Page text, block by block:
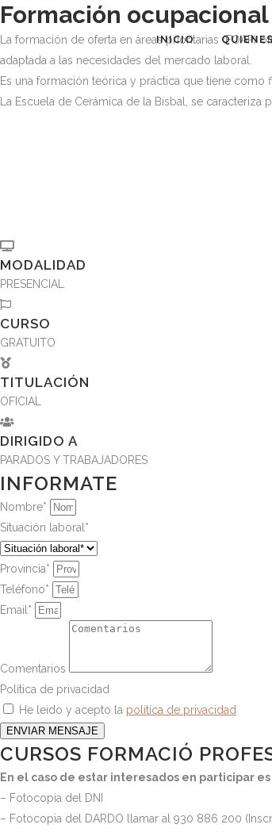
INICIO
Formación
La formación de oferta en áreas prioritarias
adaptada a las necesidades del mercado laboral.
Es una formación teórica y práctica que tiene
La Escuela de Cerámica de la Bisbal, se
MODALIDAD
PRESENCIAL
CURSO
GRATUITO
TITULACIÓN
OFICIAL
DIRIGIDO A
PARADOS Y TRABAJADORES
INFORMATE
Nombre*
Situación laboral*
Provincia*
Teléfono*
Email*
Comentarios
Política de privacidad
He leido y acepto la política de privacidad
ENVIAR MENSAJE
CURSOS FORMACIÓ
En el caso de estar interesados ​​en participar
– Fotocopia del DNI
– Fotocopia del DARDO llamar al 930 886 200